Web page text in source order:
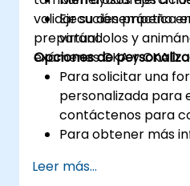
validar su desempeño
preparándolos y
exámenes CKA y CKAD.
Ejecución práctica
virtual.
Opciones de
Para solicitar una
personalizada para
contáctenos para
Para obtener más
https://
Leer más...